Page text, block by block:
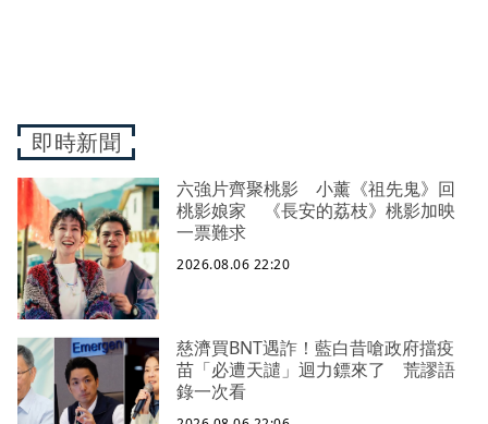
即時新聞
六強片齊聚桃影 小薰《祖先鬼》回
桃影娘家 《長安的荔枝》桃影加映
一票難求
2026.08.06 22:20
慈濟買BNT遇詐！藍白昔嗆政府擋疫
苗「必遭天譴」迴力鏢來了 荒謬語
錄一次看